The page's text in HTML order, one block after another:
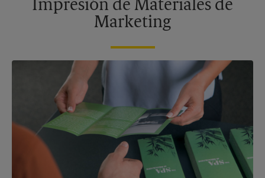
Impresión de Materiales de
Marketing